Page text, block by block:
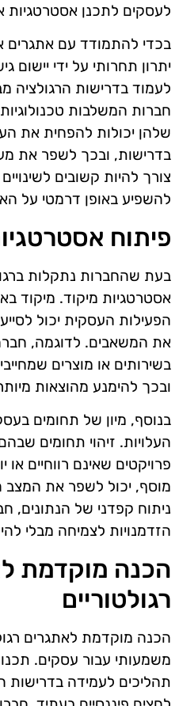
לעסקים לתכנן אסטרטגיות
בכדי להתמודד עם אתגרים
יתרון תחרותי על ידי יישום
לעמוד בדרישות הרגולציה
חברות המשלבות
שלהן יכולות להפחית את
בדרישות, ובכך לשפר את
צורך להיות קשובים
להשפיע באופן דרמטי על
פיתוח
בעת שהחברות נתקלות
אסטרטגיות מיקוד. מיקוד
הפעילות העסקית יכול
את המשאבים. לדוגמה,
בשירותים או מוצרים
ובכך להימנע מהוצאות
בנוסף, מיון של תחומים
העלויות. זיהוי תחומים
פרויקטים שאינם רווחיים או
מוסף, יכול לשפר את המצב
ניתוח קפדני של הנתונים,
הזדמנויות לצמיחה מבלי
הכנה מוקדמת
רגולטוריים
הכנה מוקדמת לאתגרים
משמעותי עבור עסקים.
תהליכים לעמידה בדרישות